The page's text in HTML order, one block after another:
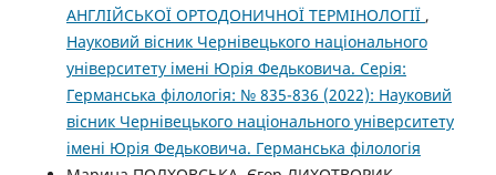
АНГЛІЙСЬКОЇ ОРТОДОНИЧНОЇ ТЕРМІНОЛОГІЇ ,
Науковий вісник Чернівецького національного
університету імені Юрія Федьковича. Серія:
Германська філологія: № 835-836 (2022): Науковий
вісник Чернівецького національного університету
імені Юрія Федьковича. Германська філологія